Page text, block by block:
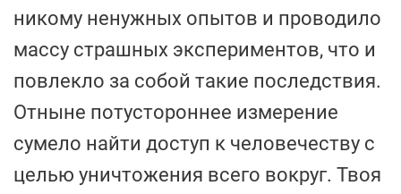
никому ненужных опытов и проводило
массу страшных экспериментов, что и
повлекло за собой такие последствия.
Отныне потустороннее измерение
сумело найти доступ к человечеству с
целью уничтожения всего вокруг. Твоя